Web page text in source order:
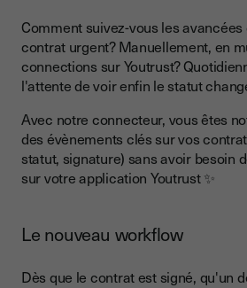
Comment suivez-vous les
contrat urgent? Manuellement, en
connections sur Youtrust?
l'attente de voir enfin le statut
Avec notre connecteur, vous êtes
des évènements clés sur vos
statut, signature) sans avoir besoin
sur votre application Youtrust ✨
Le nouveau workflow
Dès que le contrat est signé, qu'un